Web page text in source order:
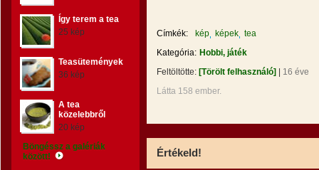
Így terem a tea
25 kép
Teasütemények
36 kép
A tea
közelebbről
20 kép
Böngéssz a galériák
között!
Címkék: kép képek tea
Kategória: Hobbi, játék
Feltöltötte: [Törölt felhasználó]
16 éve
Látta 158 ember.
Értékeld!